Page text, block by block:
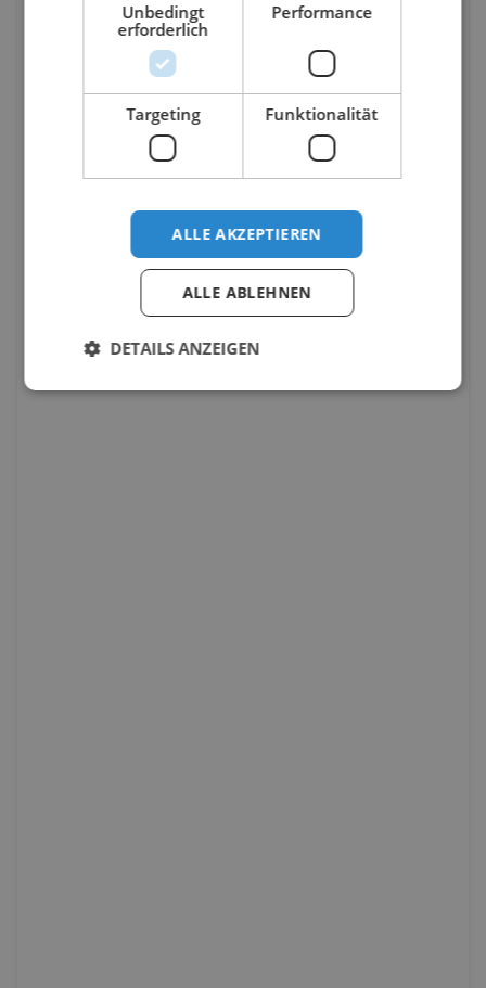
Unbedingt
erforderlich
Performance
Targeting Funktionalität
ALLE AKZEPTIEREN
ALLE ABLEHNEN
DETAILS ANZEIGEN